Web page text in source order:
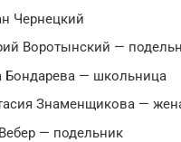
Чернецкий
Воротынский —
— школьница
Знаменщикова —
— подельник